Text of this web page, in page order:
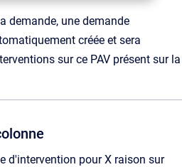
demande, une demande
créée et sera
sur ce PAV présent sur la
d'intervention pour X raison sur